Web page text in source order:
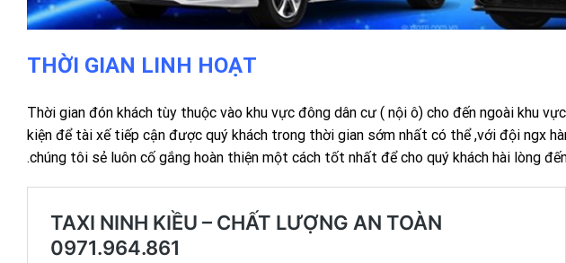
THỜI GIAN LINH HOẠT
Thời gian đón khách tùy thuộc vào khu vực đông dân cư ( nội ô) cho đến ngoài khu
kiện để tài xế tiếp cận được quý khách trong thời gian sớm nhất có thể ,với đội ngx
.chúng tôi sẻ luôn cố gắng hoàn thiện một cách tốt nhất để cho quý khách hài lòng